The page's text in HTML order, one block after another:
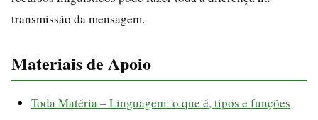
transmissão da mensagem.
Materiais de Apoio
Toda Matéria – Linguagem: o que é, tipos e funções